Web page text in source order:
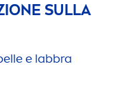
SULLA
e labbra